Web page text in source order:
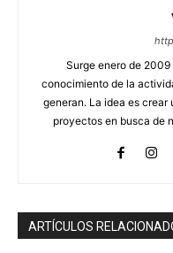
Surge enero de
conocimiento de la
generan. La idea es
proyectos en busca de
ARTÍCULOS